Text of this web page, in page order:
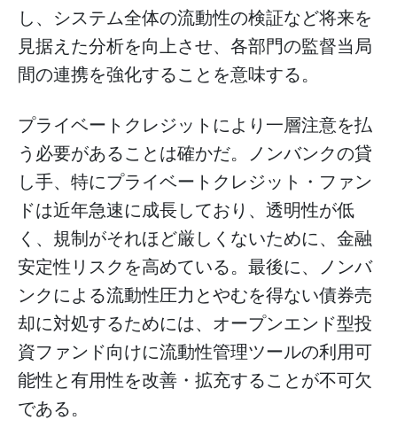
し、システム全体の流動性の検証など将来を
見据えた分析を向上させ、各部門の監督当局
間の連携を強化することを意味する。
プライベートクレジットにより一層注意を払
う必要があることは確かだ。ノンバンクの貸
し手、特にプライベートクレジット・ファン
ドは近年急速に成長しており、透明性が低
く、規制がそれほど厳しくないために、金融
安定性リスクを高めている。最後に、ノンバ
ンクによる流動性圧力とやむを得ない債券売
却に対処するためには、オープンエンド型投
資ファンド向けに流動性管理ツールの利用可
能性と有用性を改善・拡充することが不可欠
である。